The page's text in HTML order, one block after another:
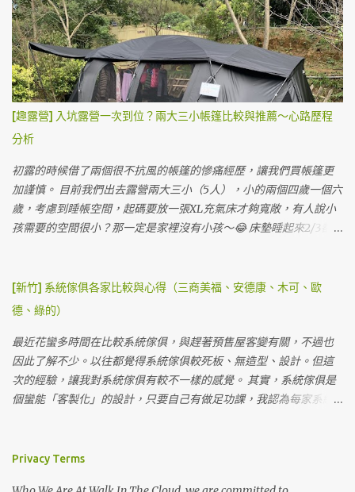
卡的尺寸大概是3.6mx6.1m，我們的睡帳最後會有點掉出地墊，不過
不影響睡覺。寬度上真的很剛好，差點就要超過地墊跟雨遮柱，如
果比阿提卡寬的客廳帳可能會被擠到。 第一天晚餐，簡單加熱香腸
炒飯跟加熱阿桐阿寶四神湯當晚餐。（在車上已經餓到不行吃了粽
子） 夜衝晚餐隨便吃 帳內看電影解析度跟亮度都還算不錯 晚上喝酒
看電影，Q3投影機真的很實惠，3500元也堪用了，布幕直接用賣家
送的。 半夜睡覺，直接聽海浪與雨聲度過，道路飆車聲沒有想像中
的大聲（可能是因為下雨？） 第二天早晨雨停，營主的貓貓跑來撒
嬌，硬是在帳篷晃啊晃不走，最後被我們抱回它家。ＸＤ 直接海景
第一排 💞 雖然天氣陰陰的，但是海景還是很療癒，這裡是步道旁
邊，所以可以看到很多人走來走去。 營位前庭全景大概是這樣 早上
雨停天...
柴室通風，低溫的時候要關起來可以加速加熱速度，不過因為是柴
燒，水溫難免難控制，淋浴間使用水的時候要小心溫度。（如果外
面水溫60度的時候，裡面水也是60度水在調整） 營主主張讓大家自
己燒柴，自己泡湯自己燒～自己洗澡自己努力～所以要耐心燒大概
兩小時左右才夠泡湯。 因為試營運，營主有請小編幫忙燒柴的我
們，很幸福的做做樣子就可以泡湯，之後來可能就要認命了（？）
每個獨立湯屋營位都有雨遮，帳比較小的話不用怕收濕帳 一房一廳
阿提卡帳要橫的搭才搭得下 搭起來的感覺還不錯，有一半在採光罩
下，地上都有棧板 白天可以把沙發放在外面，享受山林的美好與大
甲溪的溪流聲。 視野優美的獨立湯屋營位 這個營位4800元一個晚上
其實很划算，與飯店不同的是我們真的是整天都在這裡，不僅僅睡
覺的時間在營位，白天看溪流，晚上泡湯看星星真的很幸福。 天氣
蠻多間，用起來也很乾淨。 蹲式馬桶 淋浴間 淋浴間很多間，但熱水
如果太多帳會來不及燒，建議來這邊的可以盡量下午就先洗澡，以
免晚上沒水洗澡（有些人會因為這樣給負評），但其實是因為先天
上這邊沒有天然氣管，要輸送天然氣很困難，目前電力燒的速度供
應三四十帳難免沒辦法跟上，還是建議露友能分散洗澡時間。 梳妝
台 硬體設備在上一篇文章 第六露：柏冷翠休閒農場～五星級庭園享
受露營週末 也都有分享，上次是泡大眾池，這次是泡湯屋。 泡湯池
處都擺放預備用的木柴，但 千萬 不要 拿去自己燒，紅字很重要一定
要注意 因為這些木柴都是營主辛辛苦苦準備要給大...
[趣露營] 入坑露營一次到位？兩大三小帳篷比較與推薦～心路歷程
分析
初露的時候借了兩個很不抗風的帳篷的慘痛經歷，讓我們買帳篷更
加謹慎。 目前我們出去露營兩大三小（5人），小的兩個四歲一個六
歲，考慮到睡帳空間，起碼要放一張XL充氣床才夠寬敞，有人說小
孩需要的空間很小？那一定是家裡沒有小孩～😂 床墊睡起來2/3都是
們一定要買放得下XL的帳篷。（不然我覺得我要去睡帳篷外了😒）
在考慮睡帳跟客廳分開買還是一起，有幾個考量是...我們的小孩都偏
冬天真的比較暖和，後來我們還是針對一房一廳帳看。 另外，如果
一次就搭好也是挺方便的，不用分兩帳搭，光搞小孩就來不及了...
（不知道為什麼常常有人會在最緊急時候想尿尿...😅） 一開始長輩
推薦Coleman跟Snowpeak，畢竟大牌子還是比較有保障，不管是防
SP671，這兩帳價格大約都落在47000左右。 Coleman CC3 很喜歡
[新竹] 系統傢俱各家比較與心得（三商美福、安德康、木可、歐
德、綠的）
最近花蠻多時間在比較系統傢俱，與趕著預售屋客變有關，不過也
因此了解不少。以往都覺得系統傢俱較死板、無造型、設計。但這
次的經驗，讓我對系統傢俱有較不一樣的感覺。 其實，系統傢俱是
個蠻能「客製化」的設計，只要自己有做足功課，我認為每家系統
商美福）的系統傢俱在聘請設計師上，較有經驗也較有獨特見解，
Privacy Terms